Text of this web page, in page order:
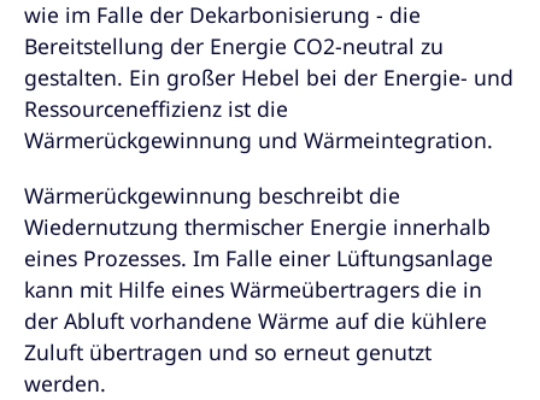
wie im Falle der Dekarbonisierung - die
Bereitstellung der Energie CO2-neutral zu
gestalten. Ein großer Hebel bei der Energie- und
Ressourceneffizienz ist die
Wärmerückgewinnung und Wärmeintegration.
Wärmerückgewinnung beschreibt die
Wiedernutzung thermischer Energie innerhalb
eines Prozesses. Im Falle einer Lüftungsanlage
kann mit Hilfe eines Wärmeübertragers die in
der Abluft vorhandene Wärme auf die kühlere
Zuluft übertragen und so erneut genutzt
werden.